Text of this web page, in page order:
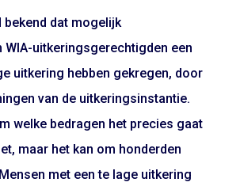
bekend dat mogelijk
WIA-uitkeringsgerechtigden een
uitkering hebben gekregen, door
van de uitkeringsinstantie.
welke bedragen het precies gaat
maar het kan om honderden
Mensen met een te lage uitkering